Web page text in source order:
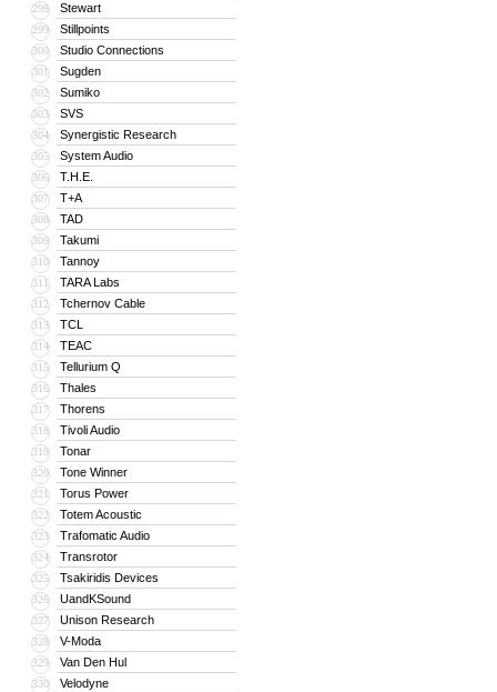
298 Stewart
299 Stillpoints
300 Studio Connections
301 Sugden
302 Sumiko
303 SVS
304 Synergistic Research
305 System Audio
306 T.H.E.
307 T+A
308 TAD
309 Takumi
310 Tannoy
311 TARA Labs
312 Tchernov Cable
313 TCL
314 TEAC
315 Tellurium Q
316 Thales
317 Thorens
318 Tivoli Audio
319 Tonar
320 Tone Winner
321 Torus Power
322 Totem Acoustic
323 Trafomatic Audio
324 Transrotor
325 Tsakiridis Devices
326 UandKSound
327 Unison Research
328 V-Moda
329 Van Den Hul
330 Velodyne